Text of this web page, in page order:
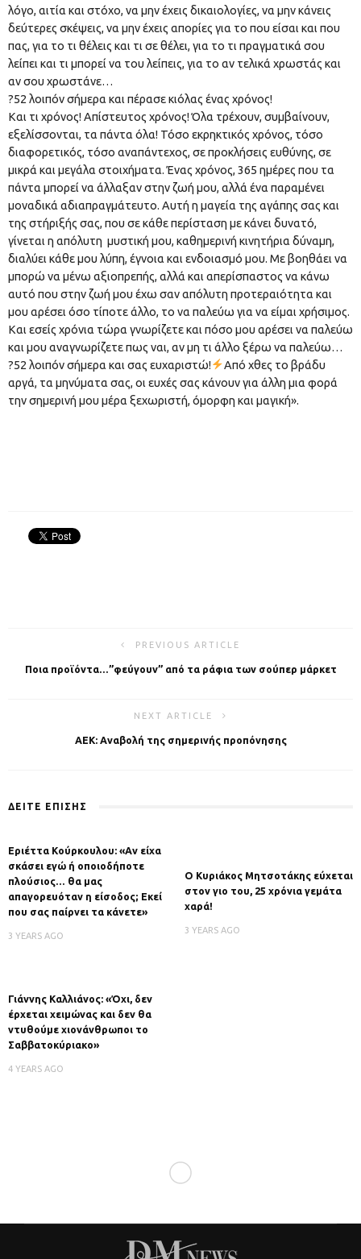
λόγο, αιτία και στόχο, να μην έχεις δικαιολογίες, να μην κάνεις
δεύτερες σκέψεις, να μην έχεις απορίες για το που είσαι και που
πας, για το τι θέλεις και τι σε θέλει, για το τι πραγματικά σου
λείπει και τι μπορεί να του λείπεις, για το αν τελικά χρωστάς και
αν σου χρωστάνε…
?52 λοιπόν σήμερα και πέρασε κιόλας ένας χρόνος!
Και τι χρόνος! Απίστευτος χρόνος! Όλα τρέχουν, συμβαίνουν,
εξελίσσονται, τα πάντα όλα! Τόσο εκρηκτικός χρόνος, τόσο
διαφορετικός, τόσο αναπάντεχος, σε προκλήσεις ευθύνης, σε
μικρά και μεγάλα στοιχήματα. Ένας χρόνος, 365 ημέρες που τα
πάντα μπορεί να άλλαξαν στην ζωή μου, αλλά ένα παραμένει
μοναδικά αδιαπραγμάτευτο. Αυτή η μαγεία της αγάπης σας και
της στήριξής σας, που σε κάθε περίσταση με κάνει δυνατό,
γίνεται η απόλυτη μυστική μου, καθημερινή κινητήρια δύναμη,
διαλύει κάθε μου λύπη, έγνοια και ενδοιασμό μου. Με βοηθάει να
μπορώ να μένω αξιοπρεπής, αλλά και απερίσπαστος να κάνω
αυτό που στην ζωή μου έχω σαν απόλυτη προτεραιότητα και
μου αρέσει όσο τίποτε άλλο, το να παλεύω για να είμαι χρήσιμος.
Και εσείς χρόνια τώρα γνωρίζετε και πόσο μου αρέσει να παλεύω
και μου αναγνωρίζετε πως ναι, αν μη τι άλλο ξέρω να παλεύω…
?52 λοιπόν σήμερα και σας ευχαριστώ!
Από χθες το βράδυ
αργά, τα μηνύματα σας, οι ευχές σας κάνουν για άλλη μια φορά
την σημερινή μου μέρα ξεχωριστή, όμορφη και μαγική».
PREVIOUS ARTICLE
Ποια προϊόντα…”φεύγουν” από τα ράφια των σούπερ μάρκετ
NEXT ARTICLE
AEK: Αναβολή της σημερινής προπόνησης
ΔΕΙΤΕ ΕΠΙΣΗΣ
Εριέττα Κούρκουλου: «Αν είχα
σκάσει εγώ ή οποιοδήποτε
πλούσιος… θα μας
απαγορευόταν η είσοδος; Εκεί
που σας παίρνει τα κάνετε»
3 YEARS AGO
Ο Κυριάκος Μητσοτάκης εύχεται
στον γιο του, 25 χρόνια γεμάτα
χαρά!
3 YEARS AGO
Γιάννης Καλλιάνος: «Όχι, δεν
έρχεται χειμώνας και δεν θα
ντυθούμε χιονάνθρωποι το
Σαββατοκύριακο»
4 YEARS AGO